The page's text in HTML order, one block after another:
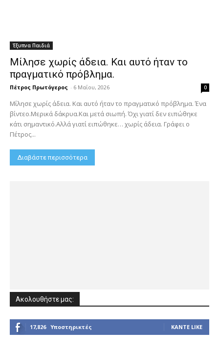
Έξυπνα Παιδιά
Μίλησε χωρίς άδεια. Και αυτό ήταν το
πραγματικό πρόβλημα.
Πέτρος Πρωτόγερος - 6 Μαΐου, 2026 0
Μίλησε χωρίς άδεια. Και αυτό ήταν το πραγματικό πρόβλημα. Ένα
βίντεο.Μερικά δάκρυα.Και μετά σιωπή. Όχι γιατί δεν ειπώθηκε
κάτι σημαντικό.Αλλά γιατί ειπώθηκε… χωρίς άδεια. Γράφει ο
Πέτρος...
Διαβάστε περισσότερα
Ακολουθήστε μας:
17,826 Υποστηρικτές ΚΆΝΤΕ LIKE